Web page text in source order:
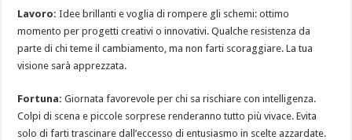
Lavoro: Idee brillanti e voglia di rompere gli schemi: ottimo
momento per progetti creativi o innovativi. Qualche resistenza da
parte di chi teme il cambiamento, ma non farti scoraggiare. La tua
visione sarà apprezzata.
Fortuna: Giornata favorevole per chi sa rischiare con intelligenza.
Colpi di scena e piccole sorprese renderanno tutto più vivace. Evita
solo di farti trascinare dall’eccesso di entusiasmo in scelte azzardate.